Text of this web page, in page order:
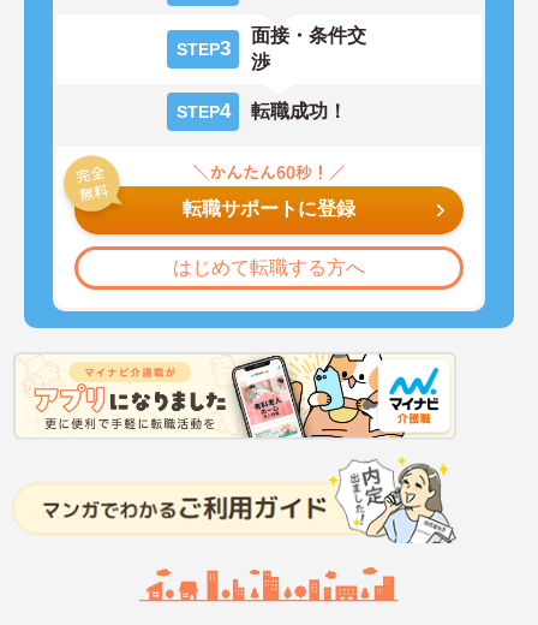
STEP3
面接・条件交
渉
STEP4 転職成功！
転職サポートに登録
はじめて転職する方へ